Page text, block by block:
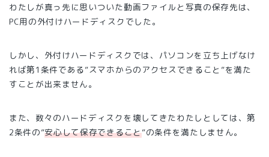
わたしが真っ先に思いついた動画ファイルと写真の保存先は、
PC用の外付けハードディスクでした。
しかし、外付けハードディスクでは、パソコンを立ち上げなけ
れば第1条件である”スマホからのアクセスできること”を満た
すことが出来ません。
また、数々のハードディスクを壊してきたわたしとしては、第
2条件の”安心して保存できること”の条件を満たしません。